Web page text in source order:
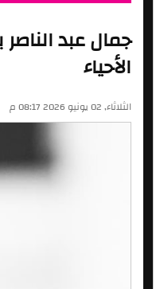
جمال عبد
الأحياء
الثلاثاء, 02 يونيو 2026 08:17 م